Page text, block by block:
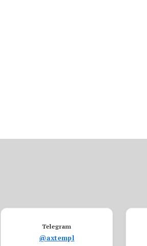
Telegram
@axtempl